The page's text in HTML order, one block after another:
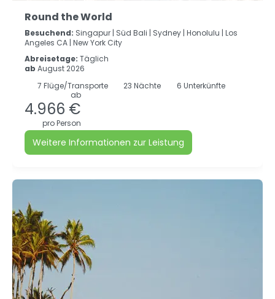
Round the World
Besuchend: Singapur | Süd Bali | Sydney | Honolulu | Los
Angeles CA | New York City
Abreisetage: Täglich
ab August 2026
7 Flüge/Transporte 23 Nächte
6 Unterkünfte
ab
4.966 €
pro Person
Weitere Informationen zur Leistung